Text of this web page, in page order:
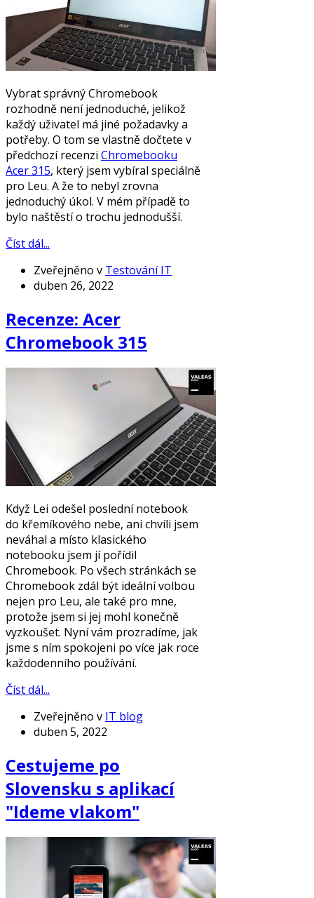
Vybrat správný Chromebook
rozhodně není jednoduché, jelikož
každý uživatel má jiné požadavky a
potřeby. O tom se vlastně dočtete v
předchozí recenzi Chromebooku
Acer 315, který jsem vybíral speciálně
pro Leu. A že to nebyl zrovna
jednoduchý úkol. V mém případě to
bylo naštěstí o trochu jednodušší.
Číst dál...
Zveřejněno v Testování IT
duben 26, 2022
Recenze: Acer
Chromebook 315
Když Lei odešel poslední notebook
do křemíkového nebe, ani chvíli jsem
neváhal a místo klasického
notebooku jsem jí pořídil
Chromebook. Po všech stránkách se
Chromebook zdál být ideální volbou
nejen pro Leu, ale také pro mne,
protože jsem si jej mohl konečně
vyzkoušet. Nyní vám prozradíme, jak
jsme s ním spokojeni po více jak roce
každodenního používání.
Číst dál...
Zveřejněno v IT blog
duben 5, 2022
Cestujeme po
Slovensku s aplikací
"Ideme vlakom"